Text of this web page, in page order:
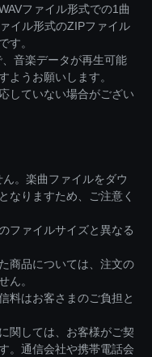
ファイル形式での1曲
イル形式のZIPファイル
す。
音楽データが再生可能
ようお願いします。
していない場合がござい
。楽曲ファイルをダウ
なりますため、ご注意く
ファイルサイズと異なる
商品については、注文の
ん。
料はお客さまのご負担と
関しては、お客様がご契
。通信会社や携帯電話会